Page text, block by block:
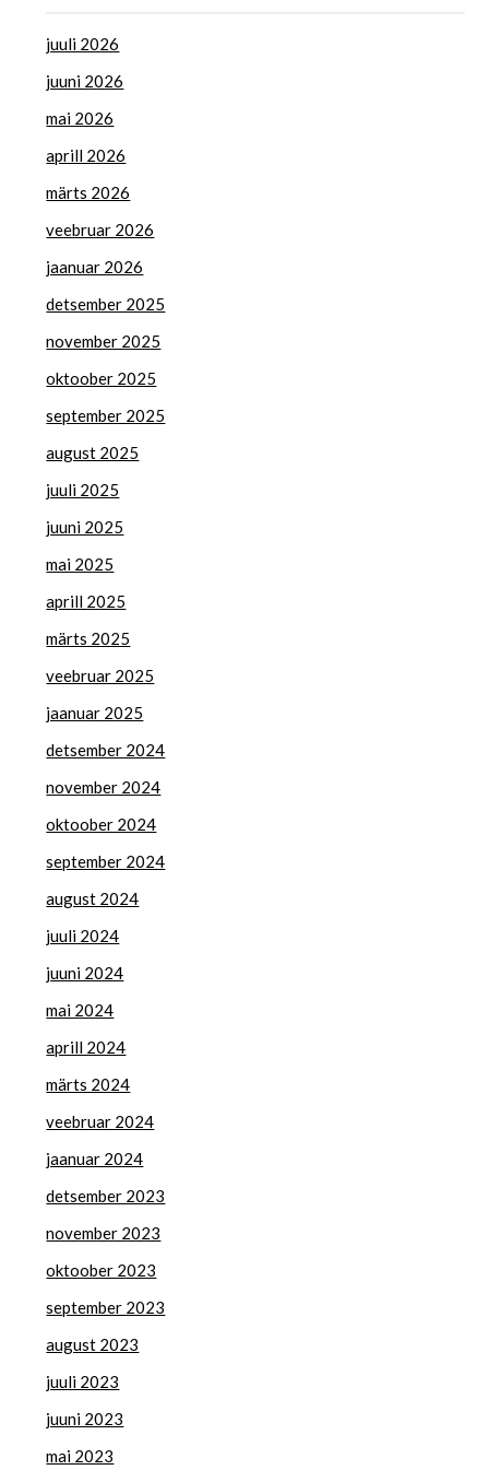
juuli 2026
juuni 2026
mai 2026
aprill 2026
märts 2026
veebruar 2026
jaanuar 2026
detsember 2025
november 2025
oktoober 2025
september 2025
august 2025
juuli 2025
juuni 2025
mai 2025
aprill 2025
märts 2025
veebruar 2025
jaanuar 2025
detsember 2024
november 2024
oktoober 2024
september 2024
august 2024
juuli 2024
juuni 2024
mai 2024
aprill 2024
märts 2024
veebruar 2024
jaanuar 2024
detsember 2023
november 2023
oktoober 2023
september 2023
august 2023
juuli 2023
juuni 2023
mai 2023